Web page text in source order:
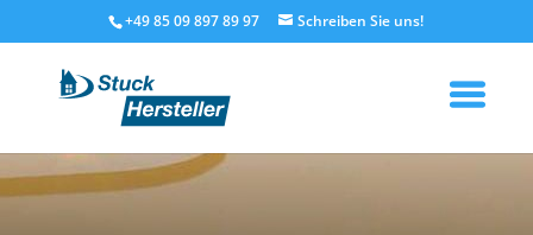
+49 85 09 897 89 97